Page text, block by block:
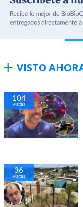
VISTO
104
visitas
36
visitas